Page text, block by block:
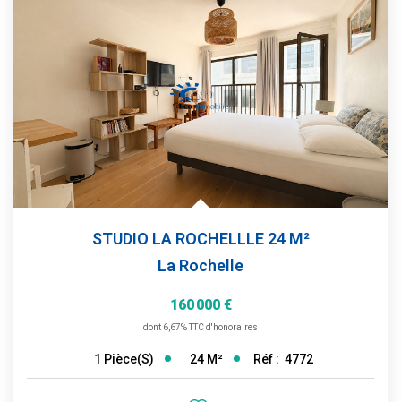
STUDIO LA ROCHELLLE 24 M²
La Rochelle
160 000 €
dont 6,67% TTC d'honoraires
1 Pièce(s) 24 M² Réf : 4772